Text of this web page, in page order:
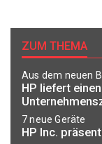
ZUM THEMA
Aus dem neuen
HP liefert
7 neue Geräte
HP Inc.